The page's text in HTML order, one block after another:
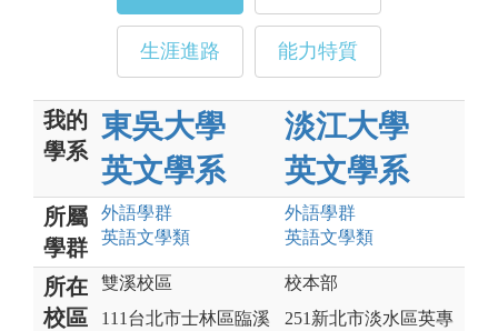
生涯進路 能力特質
我的
學系
東吳大學
英文學系
淡江大學
英文學系
所屬
學群
外語學群
英語文學類
外語學群
英語文學類
所在
校區
雙溪校區
111台北市士林區臨溪
校本部
251新北市淡水區英專